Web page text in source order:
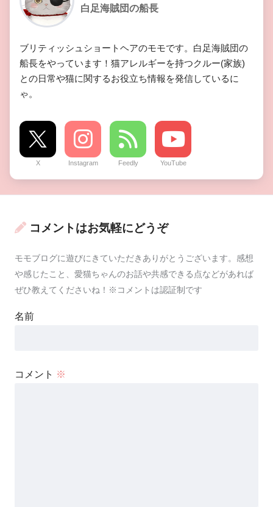
白足海賊団の船長
ブリティッシュショートヘアのモモです。白足海賊団の
船長をやっています！猫アレルギーを持つクルー(家族)
との日常や猫に関するお役立ち情報を発信しているに
ゃ。
X Instagram Feedly YouTube
コメントはお気軽にどうぞ
モモブログに遊びにきていただきありがとうございます。感想
や感じたこと、愛猫ちゃんのお話や共感できる点などがあれば
ぜひ教えてくださいね！※コメントは認証制です
名前
コメント ※